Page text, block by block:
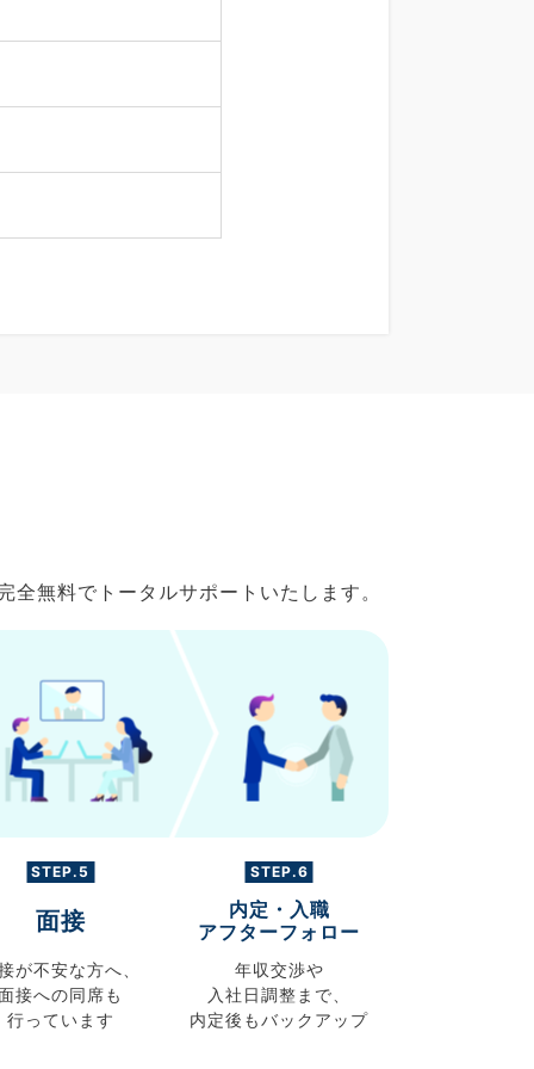
無料でトータルサポートいたします。
STEP.5
面接
が不安な方へ、
接への同席も
行っています
STEP.6
内定・入職
アフターフォロー
年収交渉や
入社日調整まで、
内定後もバックアップ